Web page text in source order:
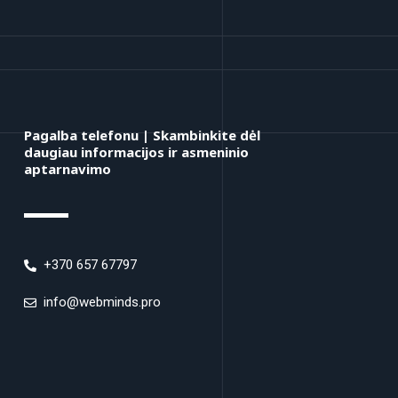
Pagalba telefonu | Skambinkite dėl
daugiau informacijos ir asmeninio
aptarnavimo
+370 657 67797
info@webminds.pro